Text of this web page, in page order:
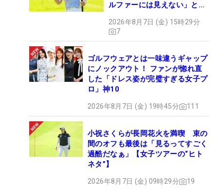
ルファーには見えない」とコ
2026年8月7日 (金) 15時29分
7
ゴルフウェアとは一味違うギャップ
にノックアウト！ ファンが惚れ直
した「ドレス姿が完璧すぎる女子プ
ロ」神10
2026年8月7日 (金) 19時45分 111
小祝さくらが長岡花火を満喫 束の
間のオフも最後は「見るってすごく
過酷だなぁ」【女子ツアーの“ヒト
ネタ”】
2026年8月7日 (金) 09時29分 19